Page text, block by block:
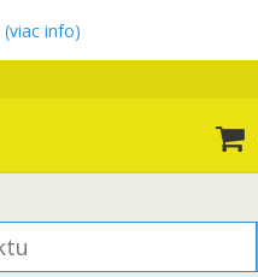
(viac info)